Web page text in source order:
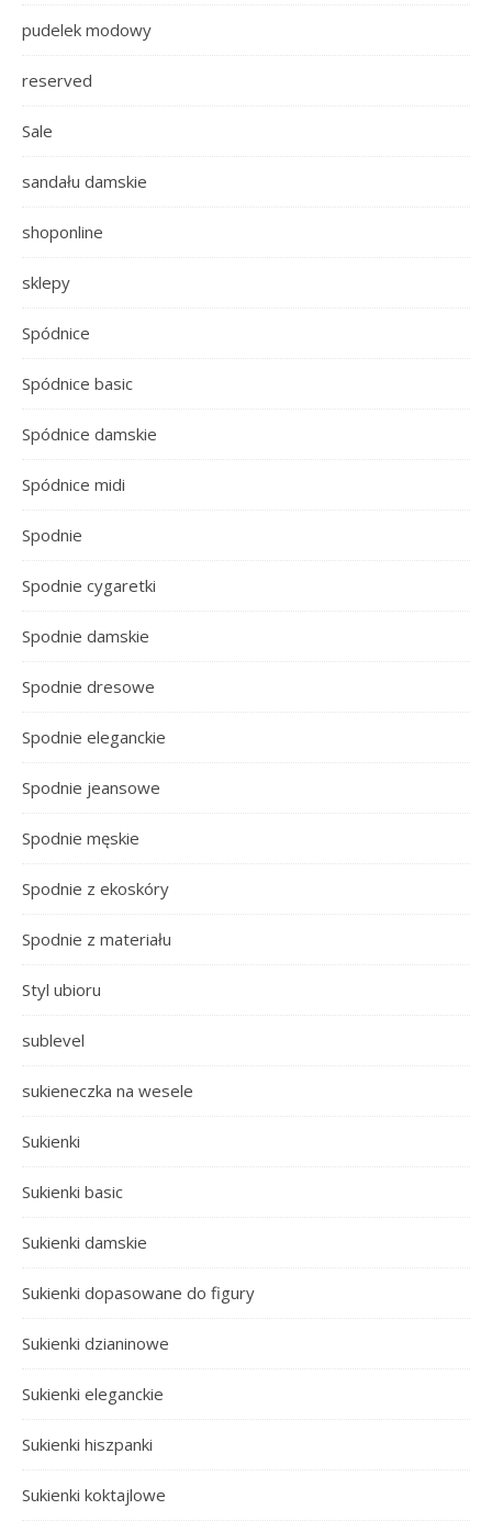
pudelek modowy
reserved
Sale
sandału damskie
shoponline
sklepy
Spódnice
Spódnice basic
Spódnice damskie
Spódnice midi
Spodnie
Spodnie cygaretki
Spodnie damskie
Spodnie dresowe
Spodnie eleganckie
Spodnie jeansowe
Spodnie męskie
Spodnie z ekoskóry
Spodnie z materiału
Styl ubioru
sublevel
sukieneczka na wesele
Sukienki
Sukienki basic
Sukienki damskie
Sukienki dopasowane do figury
Sukienki dzianinowe
Sukienki eleganckie
Sukienki hiszpanki
Sukienki koktajlowe